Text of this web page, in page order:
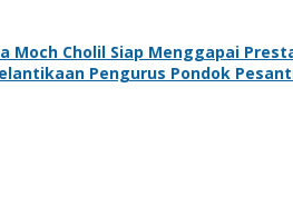
Moch Cholil Siap Menggapai
Pengurus Pondok